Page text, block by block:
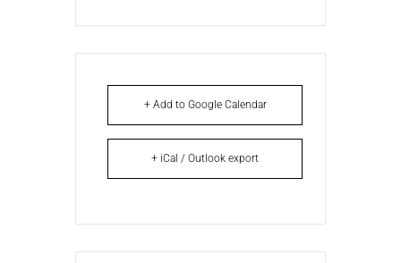
+ Add to Google Calendar
+ iCal / Outlook export